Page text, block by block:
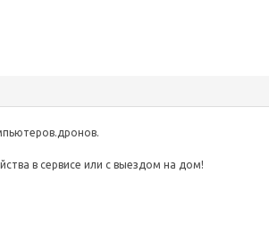
в сервисе или с выездом на дом!